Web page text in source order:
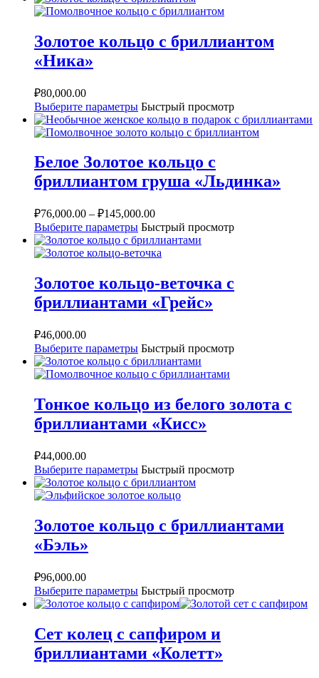
Золотое кольцо с бриллиантом
«Ника»
₽80,000.00
Выберите параметры Быстрый просмотр
Белое Золотое кольцо с
бриллиантом груша «Льдинка»
₽76,000.00 – ₽145,000.00
Выберите параметры Быстрый просмотр
Золотое кольцо-веточка с
бриллиантами «Грейс»
₽46,000.00
Выберите параметры Быстрый просмотр
Тонкое кольцо из белого золота с
бриллиантами «Кисс»
₽44,000.00
Выберите параметры Быстрый просмотр
Золотое кольцо с бриллиантами
«Бэль»
₽96,000.00
Выберите параметры Быстрый просмотр
Сет колец с сапфиром и
бриллиантами «Колетт»